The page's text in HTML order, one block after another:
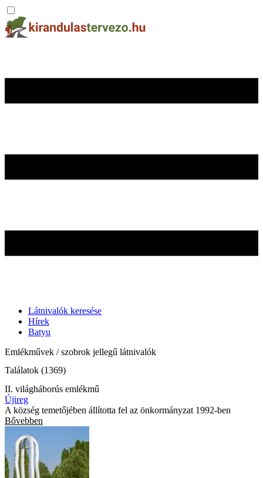
Látnivalók keresése
Hírek
Batyu
Emlékművek / szobrok jellegű látnivalók
Találatok (1369)
II. világháborús emlékmű
Újireg
A község temetőjében állította fel az önkormányzat 1992-ben
Bővebben